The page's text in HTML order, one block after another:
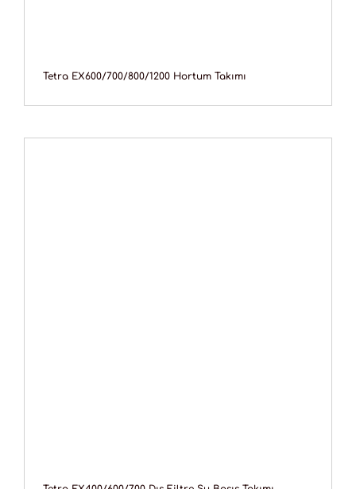
Tetra EX600/700/800/1200 Hortum Takımı